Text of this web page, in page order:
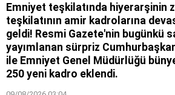
Emniyet teşkilatında hiyerarşinin
teşkilatının amir kadrolarına
geldi! Resmi Gazete'nin bugünkü
yayımlanan sürpriz
ile Emniyet Genel Müdürlüğü
250 yeni kadro eklendi.